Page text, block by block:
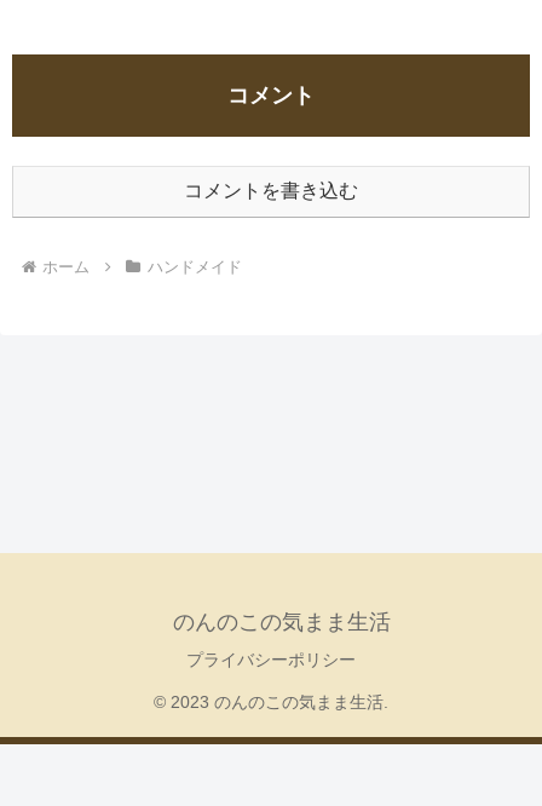
コメント
コメントを書き込む
ホーム ハンドメイド
のんのこの気まま生活
プライバシーポリシー
© 2023 のんのこの気まま生活.